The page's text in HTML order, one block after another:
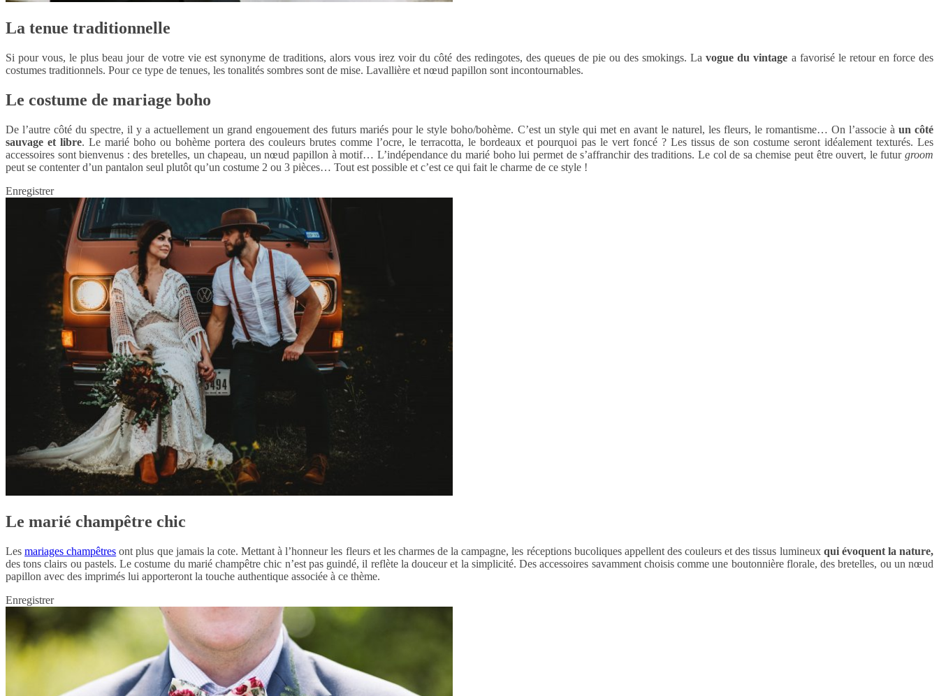
La tenue traditionnelle
Si pour vous, le plus beau jour de votre vie est synonyme de traditions, alors vous irez voir du côté des redingotes, des queues de pie ou des smokings. Lavogue du vintage a favorisé le retour en force des
costumes traditionnels. Pour ce type de tenues, les tonalités sombres sont de mise. Lavallière et nœud papillon sont incontournables.
Le costume de mariage boho
De l’autre côté du spectre, il y a actuellement un grand engouement des futurs mariés pour le style boho/bohème. C’est un style qui met en avant le naturel, les fleurs, le romantisme… On l’associe à un côté
sauvage et libre. Le marié boho ou bohème portera des couleurs brutes comme l’ocre, le terracotta, le bordeaux et pourquoi pas le vert foncé ? Les tissus de son costume seront idéalement texturés. Les
accessoires sont bienvenus : des bretelles, un chapeau, un nœud papillon à motif… L’indépendance du marié boho lui permet de s’affranchir des traditions. Le col de sa chemise peut être ouvert, le futur groom
peut se contenter d’un pantalon seul plutôt qu’un costume 2 ou 3 pièces… Tout est possible et c’est ce qui fait le charme de ce style !
Enregistrer
Le marié champêtre chic
Lesmariages champêtres ont plus que jamais la cote. Mettant à l’honneur les fleurs et les charmes de la campagne, les réceptions bucoliques appellent des couleurs et des tissus lumineux qui évoquent la nature,
des tons clairs ou pastels. Le costume du marié champêtre chic n’est pas guindé, il reflète la douceur et la simplicité. Des accessoires savamment choisis comme une boutonnière florale, des bretelles, ou un nœud
papillon avec des imprimés lui apporteront la touche authentique associée à ce thème.
Enregistrer